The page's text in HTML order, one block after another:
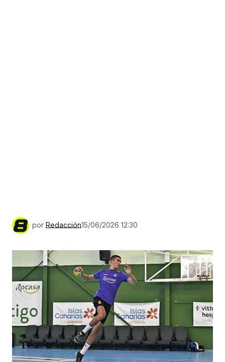
por Redacción15/06/2026 12:30